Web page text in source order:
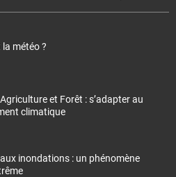
météo ?
et Forêt : s’adapter au
climatique
aux inondations : un phénomène